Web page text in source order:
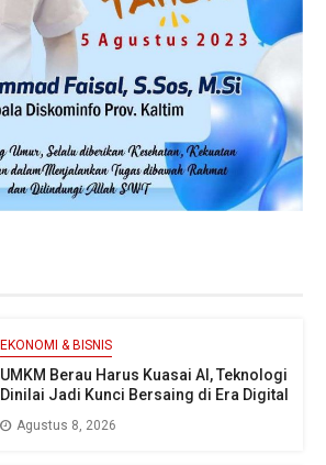
EKONOMI & BISNIS
UMKM Berau Harus Kuasai AI, Teknologi
Dinilai Jadi Kunci Bersaing di Era Digital
Agustus 8, 2026